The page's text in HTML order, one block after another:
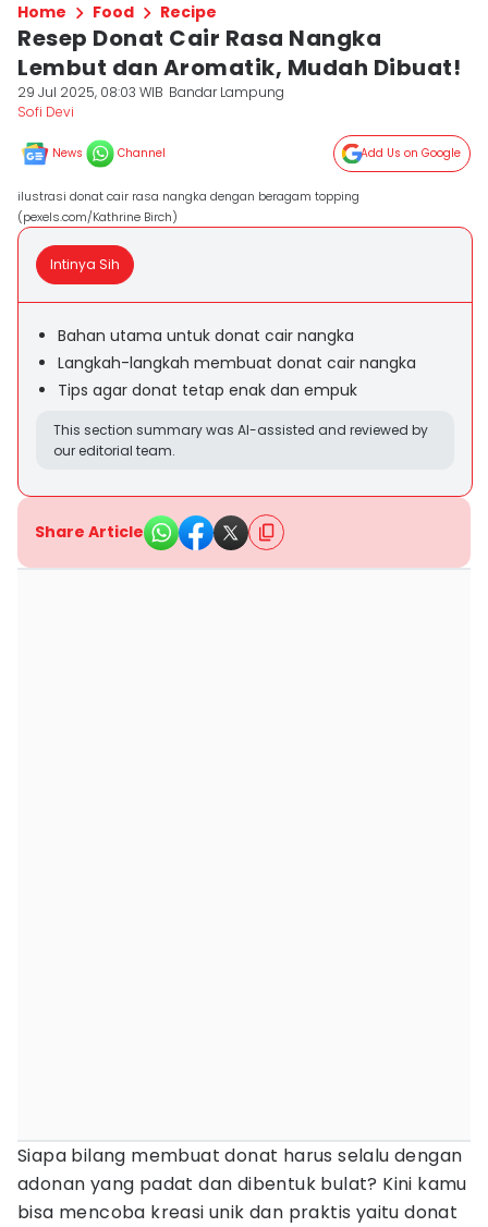
Home Food Recipe
Resep Donat Cair Rasa Nangka
Lembut dan Aromatik, Mudah Dibuat!
29 Jul 2025, 08:03 WIB Bandar Lampung
Sofi Devi
News Channel Add Us on Google
ilustrasi donat cair rasa nangka dengan beragam topping
(pexels.com/Kathrine Birch)
Intinya Sih
Bahan utama untuk donat cair nangka
Langkah-langkah membuat donat cair nangka
Tips agar donat tetap enak dan empuk
This section summary was AI-assisted and reviewed by
our editorial team.
Share Article
Siapa bilang membuat donat harus selalu dengan
adonan yang padat dan dibentuk bulat? Kini kamu
bisa mencoba kreasi unik dan praktis yaitu donat